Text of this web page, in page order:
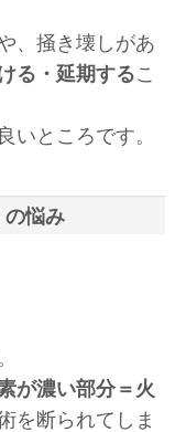
、掻き壊しがあ
る・延期するこ
いところです。
の悩み
が濃い部分＝火
を断られてしま